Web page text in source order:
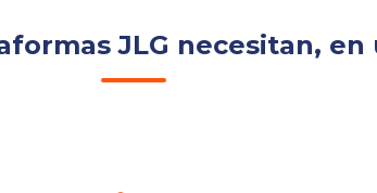
JLG necesitan,